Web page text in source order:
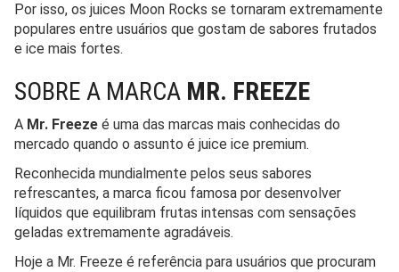
Por isso, os juices Moon Rocks se tornaram extremamente
populares entre usuários que gostam de sabores frutados
e ice mais fortes.
SOBRE A MARCA MR. FREEZE
A Mr. Freeze é uma das marcas mais conhecidas do
mercado quando o assunto é juice ice premium.
Reconhecida mundialmente pelos seus sabores
refrescantes, a marca ficou famosa por desenvolver
líquidos que equilibram frutas intensas com sensações
geladas extremamente agradáveis.
Hoje a Mr. Freeze é referência para usuários que procuram